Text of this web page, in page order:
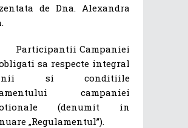
de Dna. Alexandra
Campaniei
sa respecte integral
si conditiile
campaniei
(denumit in
„Regulamentul”).